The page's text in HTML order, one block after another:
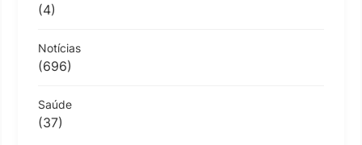
(4)
Notícias
(696)
Saúde
(37)